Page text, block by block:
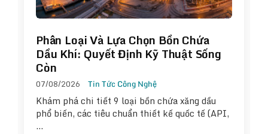
Phân Loại Và Lựa Chọn Bồn Chứa
Dầu Khí: Quyết Định Kỹ Thuật Sống
Còn
07/08/2026 Tin Tức Công Nghệ
Khám phá chi tiết 9 loại bồn chứa xăng dầu
phổ biến, các tiêu chuẩn thiết kế quốc tế (API,
…